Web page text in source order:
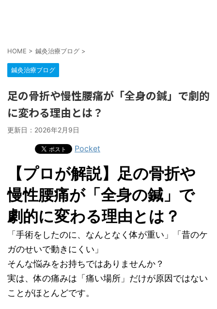
HOME > 鍼灸治療ブログ >
鍼灸治療ブログ
足の骨折や慢性腰痛が「全身の鍼」で劇的
に変わる理由とは？
更新日： 2026年2月9日
Pocket
【プロが解説】足の骨折や
慢性腰痛が「全身の鍼」で
劇的に変わる理由とは？
「手術をしたのに、なんとなく体が重い」「昔のケ
ガのせいで動きにくい」
そんな悩みをお持ちではありませんか？
実は、体の痛みは「痛い場所」だけが原因ではない
ことがほとんどです。